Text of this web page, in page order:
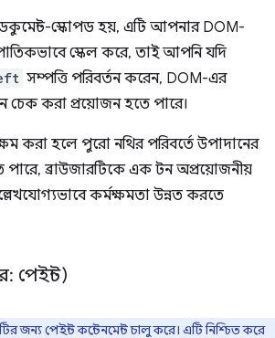
স্কোপড হয়, এটি আপনার DOM-
স্কেল করে, তাই আপনি যদি
সম্পত্তি পরিবর্তন করেন, DOM-এর
চেক করা প্রয়োজন হতে পারে।
করা হলে পুরো নথির পরিবর্তে উপাদানের
ব্রাউজারটিকে এক টন অপ্রয়োজনীয়
কর্মক্ষমতা উন্নত করতে
পেইন্ট)
জন্য পেইন্ট কন্টেনমেন্ট চালু করে। এটি নিশ্চিত করে